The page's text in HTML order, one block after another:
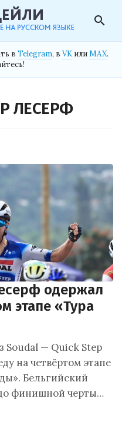
search
в Telegram, в VK илиMAX.
ЛЕСЕРФ
одержал
этапе «Тура
Soudal — Quick Step
на четвёртом этапе
Бельгийский
финишной черты…